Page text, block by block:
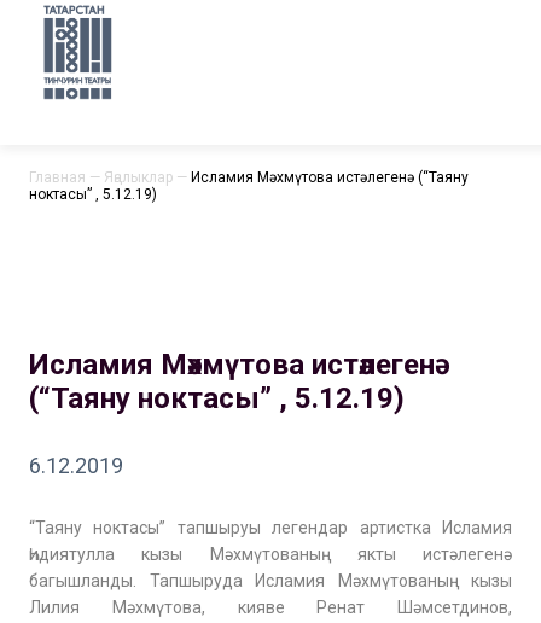
Главная — Яңалыклар — Исламия Мәхмүтова истәлегенә (“Таяну
ноктасы” , 5.12.19)
Исламия Мәхмүтова истәлегенә
(“Таяну ноктасы” , 5.12.19)
6.12.2019
“Таяну ноктасы” тапшыруы легендар артистка Исламия
Һидиятулла кызы Мәхмүтованың якты истәлегенә
багышланды. Тапшыруда Исламия Мәхмүтованың кызы
Лилия Мәхмүтова, кияве Ренат Шәмсетдинов,